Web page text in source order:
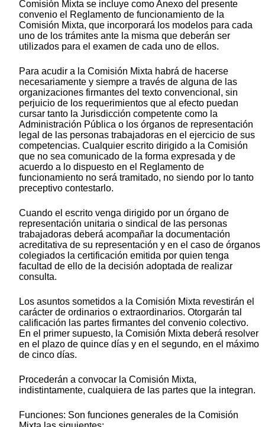
Comisión Mixta se incluye como Anexo del presente
convenio el Reglamento de funcionamiento de la
Comisión Mixta, que incorporará los modelos para cada
uno de los trámites ante la misma que deberán ser
utilizados para el examen de cada uno de ellos.
Para acudir a la Comisión Mixta habrá de hacerse
necesariamente y siempre a través de alguna de las
organizaciones firmantes del texto convencional, sin
perjuicio de los requerimientos que al efecto puedan
cursar tanto la Jurisdicción competente como la
Administración Pública o los órganos de representación
legal de las personas trabajadoras en el ejercicio de sus
competencias. Cualquier escrito dirigido a la Comisión
que no sea comunicado de la forma expresada y de
acuerdo a lo dispuesto en el Reglamento de
funcionamiento no será tramitado, no siendo por lo tanto
preceptivo contestarlo.
Cuando el escrito venga dirigido por un órgano de
representación unitaria o sindical de las personas
trabajadoras deberá acompañar la documentación
acreditativa de su representación y en el caso de órganos
colegiados la certificación emitida por quien tenga
facultad de ello de la decisión adoptada de realizar
consulta.
Los asuntos sometidos a la Comisión Mixta revestirán el
carácter de ordinarios o extraordinarios. Otorgarán tal
calificación las partes firmantes del convenio colectivo.
En el primer supuesto, la Comisión Mixta deberá resolver
en el plazo de quince días y en el segundo, en el máximo
de cinco días.
Procederán a convocar la Comisión Mixta,
indistintamente, cualquiera de las partes que la integran.
Funciones: Son funciones generales de la Comisión